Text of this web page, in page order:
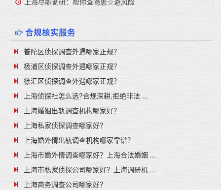
合规核实服务
普陀区侦探调查外遇哪家正规？
杨浦区侦探调查外遇哪家正规？
徐汇区侦探调查外遇哪家正规？
上海侦探社怎么选?合规深耕,拒绝非法 ...
上海婚姻出轨调查机构哪家好？
上海私家侦探调查哪家好？
上海婚外情出轨调查机构哪家靠谱？
上海市婚外情调查哪家好？上海合法婚姻 ...
上海市私家侦探公司哪家好？上海调研机 ...
上海商务调查公司哪家好？